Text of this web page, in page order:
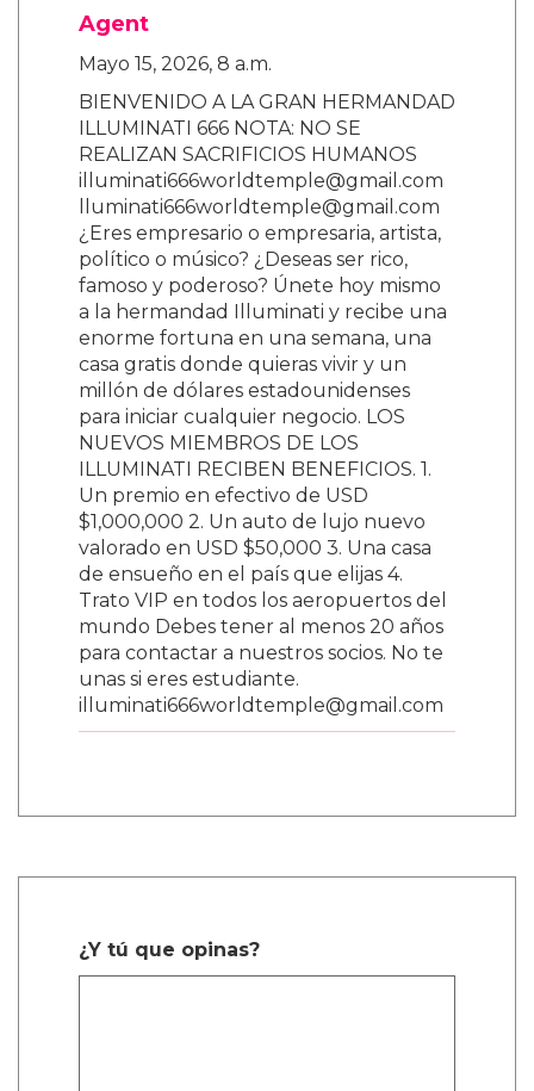
Agent
Mayo 15, 2026, 8 a.m.
BIENVENIDO A LA GRAN HERMANDAD
ILLUMINATI 666 NOTA: NO SE
REALIZAN SACRIFICIOS HUMANOS
illuminati666worldtemple@gmail.com
lluminati666worldtemple@gmail.com
¿Eres empresario o empresaria, artista,
político o músico? ¿Deseas ser rico,
famoso y poderoso? Únete hoy mismo
a la hermandad Illuminati y recibe una
enorme fortuna en una semana, una
casa gratis donde quieras vivir y un
millón de dólares estadounidenses
para iniciar cualquier negocio. LOS
NUEVOS MIEMBROS DE LOS
ILLUMINATI RECIBEN BENEFICIOS. 1.
Un premio en efectivo de USD
$1,000,000 2. Un auto de lujo nuevo
valorado en USD $50,000 3. Una casa
de ensueño en el país que elijas 4.
Trato VIP en todos los aeropuertos del
mundo Debes tener al menos 20 años
para contactar a nuestros socios. No te
unas si eres estudiante.
illuminati666worldtemple@gmail.com
¿Y tú que opinas?